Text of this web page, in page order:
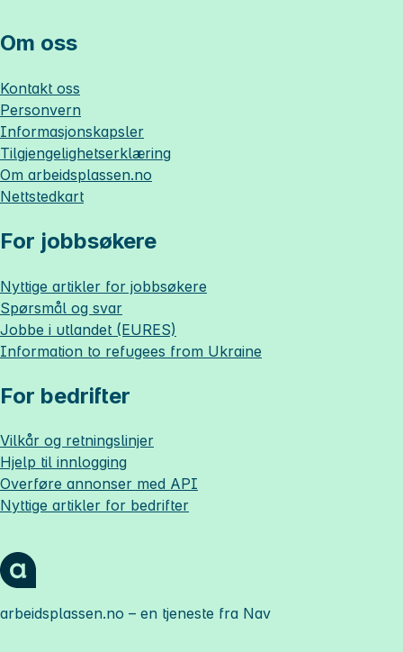
Om oss
Kontakt oss
Personvern
Informasjonskapsler
Tilgjengelighetserklæring
Om arbeidsplassen.no
Nettstedkart
For jobbsøkere
Nyttige artikler for jobbsøkere
Spørsmål og svar
Jobbe i utlandet (EURES)
Information to refugees from Ukraine
For bedrifter
Vilkår og retningslinjer
Hjelp til innlogging
Overføre annonser med API
Nyttige artikler for bedrifter
arbeidsplassen.no – en tjeneste fra Nav